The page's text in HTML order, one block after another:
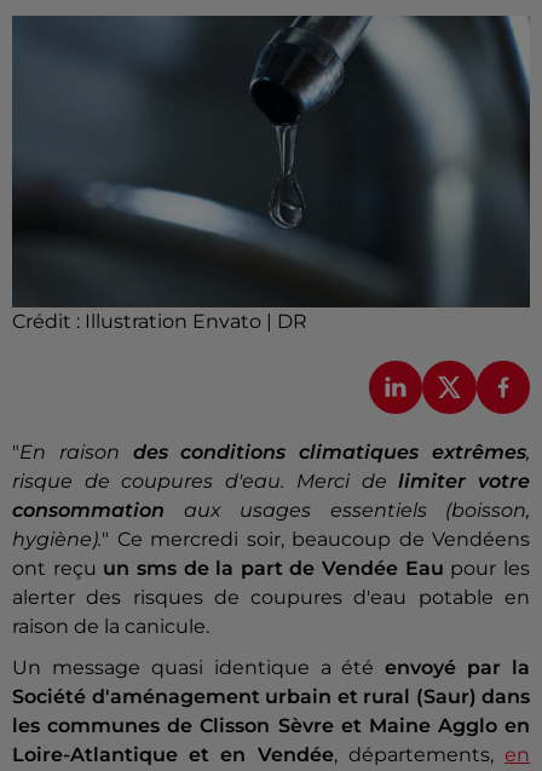
Crédit : Illustration Envato | DR
"En raison des conditions climatiques extrêmes,
risque de coupures d'eau. Merci de limiter votre
consommation aux usages essentiels (boisson,
hygiène)." Ce mercredi soir, beaucoup de Vendéens
ont reçu un sms de la part de Vendée Eau pour les
alerter des risques de coupures d'eau potable en
raison de la canicule.
Un message quasi identique a étéenvoyé par la
Société d'aménagement urbain et rural (Saur) dans
les communes de Clisson Sèvre et Maine Agglo en
Loire-Atlantique et en Vendée, départements,en